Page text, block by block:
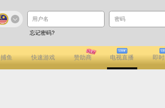
忘记密码?
捕鱼 快速游戏 赞助商 电视直播 即